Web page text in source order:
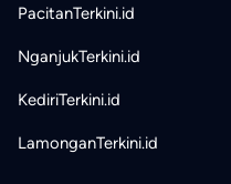
PacitanTerkini.id
NganjukTerkini.id
KediriTerkini.id
LamonganTerkini.id